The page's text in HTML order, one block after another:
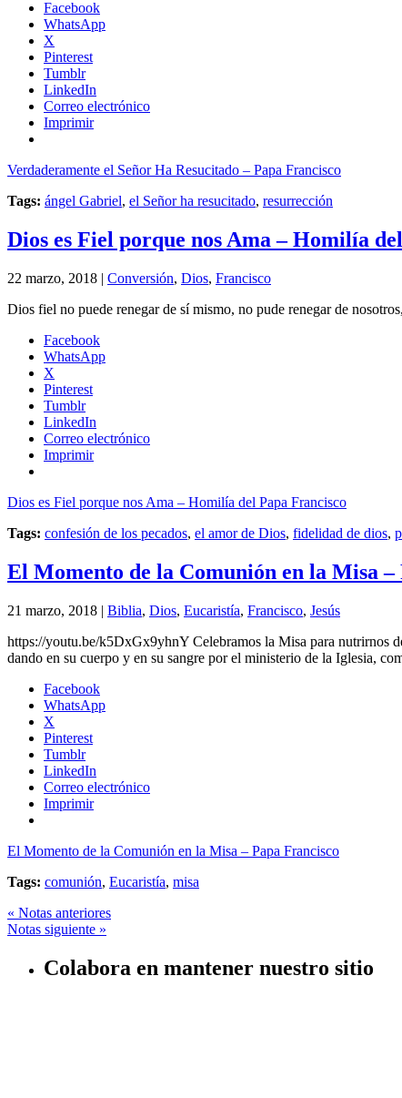
Facebook
WhatsApp
X
Pinterest
Tumblr
LinkedIn
Correo electrónico
Imprimir
Verdaderamente el Señor Ha Resucitado – Papa Francisco
Tags: ángel Gabriel, el Señor ha resucitado, resurrección
Dios es Fiel porque nos Ama – Homilía
22 marzo, 2018 | Conversión, Dios, Francisco
Dios fiel no puede renegar de sí mismo, no pude renegar de
Facebook
WhatsApp
X
Pinterest
Tumblr
LinkedIn
Correo electrónico
Imprimir
Dios es Fiel porque nos Ama – Homilía del Papa Francisco
Tags: confesión de los pecados, el amor de Dios, fidelidad de dios,
El Momento de la Comunión en la Misa –
21 marzo, 2018 | Biblia, Dios, Eucaristía, Francisco, Jesús
https://youtu.be/k5DxGx9yhnY Celebramos la Misa para nutrirnos
dando en su cuerpo y en su sangre por el ministerio de la Iglesia,
Facebook
WhatsApp
X
Pinterest
Tumblr
LinkedIn
Correo electrónico
Imprimir
El Momento de la Comunión en la Misa – Papa Francisco
Tags: comunión, Eucaristía, misa
« Notas anteriores
Notas siguiente »
Colabora en mantener nuestro sitio